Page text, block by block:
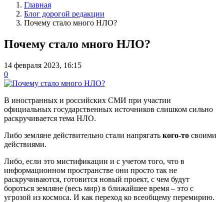
Главная
Блог дорогой редакции
Почему стало много НЛО?
Почему стало много НЛО?
14 февраля 2023, 16:15
0
В иностранных и российских СМИ при участии
официальных государственных источников слишком сильно
раскручивается тема НЛО.
Либо земляне действительно стали напрягать кого-то своими
действиями.
Либо, если это мистификации и с учетом того, что в
информационном пространстве они просто так не
раскручиваются, готовится новый проект, с чем будут
бороться земляне (весь мир) в ближайшее время – это с
угрозой из космоса. И как переход ко всеобщему перемирию.